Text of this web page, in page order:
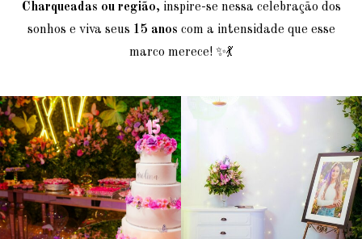
Charqueadas ou região, inspire-se nessa celebração dos
sonhos e viva seus 15 anos com a intensidade que esse
marco merece! ✨💃